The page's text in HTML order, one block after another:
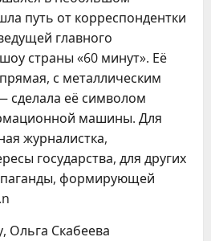
путь от корреспондентки
главного
страны «60 минут». Её
с металлическим
сделала её символом
машины. Для
журналистка,
государства, для других
формирующей
Ольга Скабеева